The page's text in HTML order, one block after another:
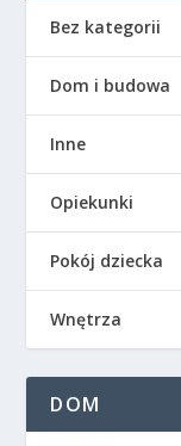
Bez kategorii
Dom i budowa
Inne
Opiekunki
Pokój dziecka
Wnętrza
DOM